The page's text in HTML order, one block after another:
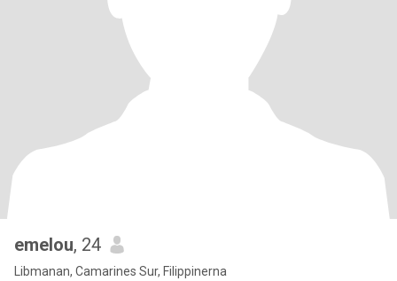
emelou, 24
Libmanan, Camarines Sur, Filippinerna